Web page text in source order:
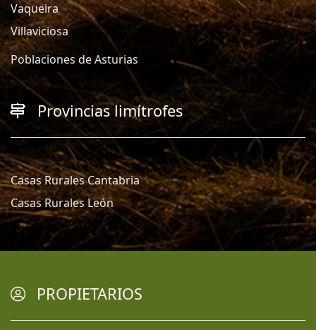
Vaqueira
Villaviciosa
Poblaciones de Asturias
Provincias limítrofes
Casas Rurales Cantabria
Casas Rurales León
PROPIETARIOS